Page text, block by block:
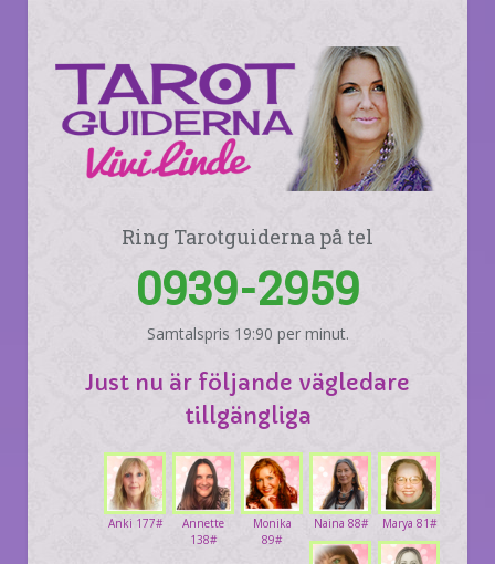
Ring Tarotguiderna på tel
0939-2959
Samtalspris 19:90 per minut.
Just nu är följande vägledare
tillgängliga
Marya 81#
Naina 88#
Monika
89#
Annette
138#
Anki 177#